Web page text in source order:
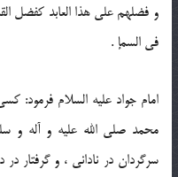
و فضلهم على هذا العابد كفضل
فى السمإ .
امام جواد عليه السلام فرمود:
محمد صلى الله عليه و آله و
سرگردان در نادانى ، و گرفتار